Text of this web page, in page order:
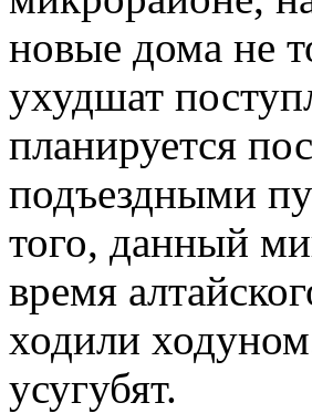
новые дома не
ухудшат
планируется
подъездными
того, данный
время
ходили
усугубят.